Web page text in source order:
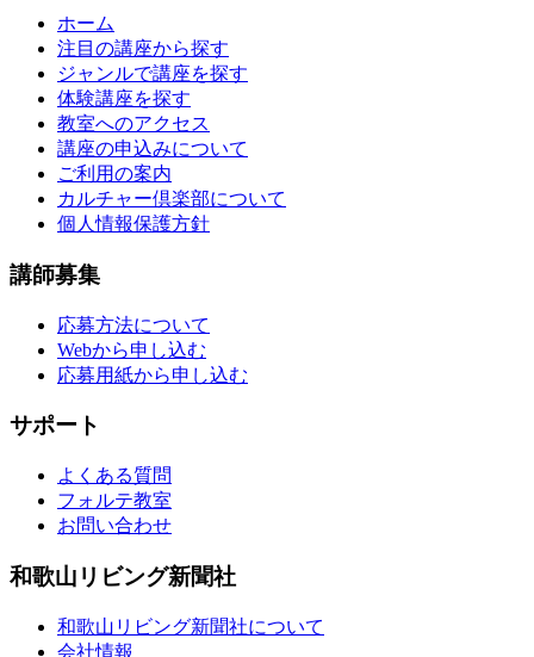
ホーム
注目の講座から探す
ジャンルで講座を探す
体験講座を探す
教室へのアクセス
講座の申込みについて
ご利用の案内
カルチャー倶楽部について
個人情報保護方針
講師募集
応募方法について
Webから申し込む
応募用紙から申し込む
サポート
よくある質問
フォルテ教室
お問い合わせ
和歌山リビング新聞社
和歌山リビング新聞社について
会社情報